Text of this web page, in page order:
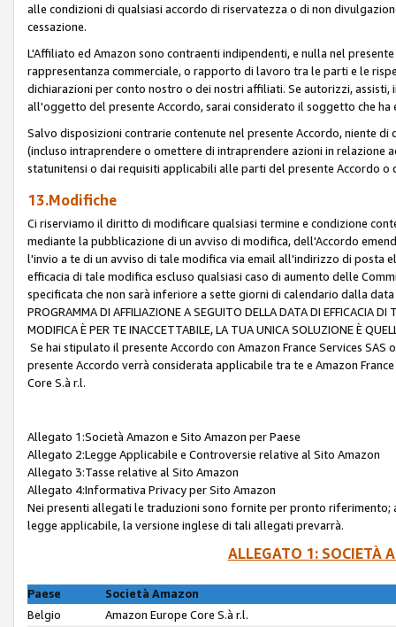
alle condizioni di qualsiasi accordo di riservatezza o di non
cessazione.
L'Affiliato ed Amazon sono contraenti indipendenti, e nulla nel
rappresentanza commerciale, o rapporto di lavoro tra le parti e le
dichiarazioni per conto nostro o dei nostri affiliati. Se autorizzi,
all'oggetto del presente Accordo, sarai considerato il soggetto che
Salvo disposizioni contrarie contenute nel presente Accordo, niente
(incluso intraprendere o omettere di intraprendere azioni in relazione
statunitensi o dai requisiti applicabili alle parti del presente Accordo o
13.Modifiche
Ci riserviamo il diritto di modificare qualsiasi termine e condizione
mediante la pubblicazione di un avviso di modifica, dell'Accordo
l'invio a te di un avviso di tale modifica via email all'indirizzo di
efficacia di tale modifica escluso qualsiasi caso di aumento delle
specificata che non sarà inferiore a sette giorni di calendario dalla data
PROGRAMMA DI AFFILIAZIONE A SEGUITO DELLA DATA DI EFFICACIA
MODIFICA È PER TE INACCETTABILE, LA TUA UNICA SOLUZIONE È
Se hai stipulato il presente Accordo con Amazon France Services
presente Accordo verrà considerata applicabile tra te e Amazon
Core S.à r.l.
Allegato 1:Società Amazon e Sito Amazon per Paese
Allegato 2:Legge Applicabile e Controversie relative al Sito Amazon
Allegato 3:Tasse relative al Sito Amazon
Allegato 4:Informativa Privacy per Sito Amazon
Nei presenti allegati le traduzioni sono fornite per pronto riferimento;
legge applicabile, la versione inglese di tali allegati prevarrà.
ALLEGATO 1: SOCIETÀ
Paese
Società Amazon
Belgio
Amazon Europe Core S.à r.l.